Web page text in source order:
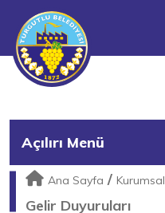
Açılırı Menü
Ana Sayfa / Kurumsal
Gelir Duyuruları